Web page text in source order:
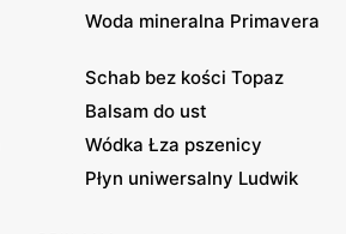
Woda mineralna Primavera
Schab bez kości Topaz
Balsam do ust
Wódka Łza pszenicy
Płyn uniwersalny Ludwik